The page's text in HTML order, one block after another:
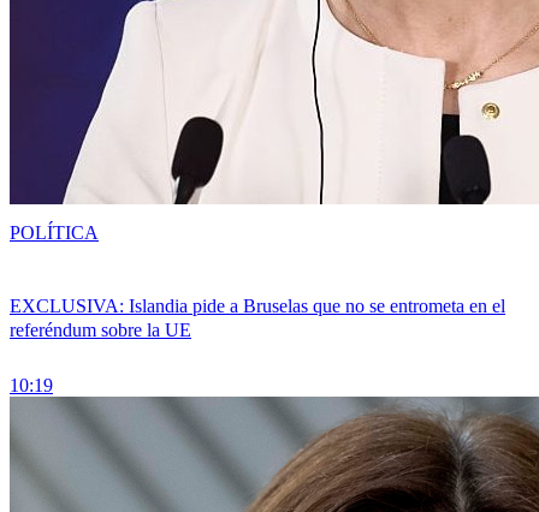
EXCLUSIVA: Islandia pide a Bruselas que no se entrometa en el
referéndum sobre la UE
10:19
POLÍTICA